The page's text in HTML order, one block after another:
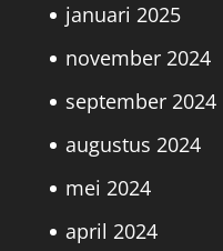
januari 2025
november 2024
september 2024
augustus 2024
mei 2024
april 2024